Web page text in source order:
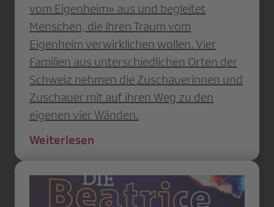
vom Eigenheim» aus und begleitet
Menschen, die ihren Traum vom
Eigenheim verwirklichen wollen. Vier
Familien aus unterschiedlichen Orten der
Schweiz nehmen die Zuschauerinnen und
Zuschauer mit auf ihren Weg zu den
eigenen vier Wänden.
Weiterlesen